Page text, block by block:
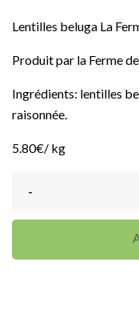
Lentilles beluga La
Produit par la Ferme
Ingrédients: lentilles
raisonnée.
5.80€/ kg
-